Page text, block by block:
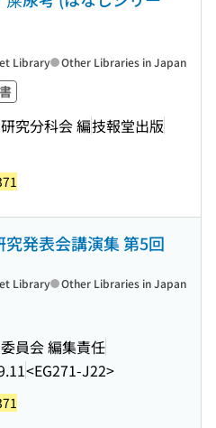
究分科会 編技報堂出版
Library Other Libraries in Japan
究発表会講演集 第5回
員会 編集責任
<EG271-J22>
Library Other Libraries in Japan